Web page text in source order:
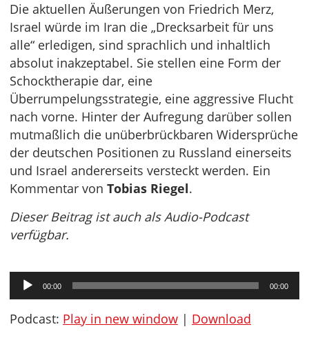
Die aktuellen Äußerungen von Friedrich Merz,
Israel würde im Iran die „Drecksarbeit für uns
alle“ erledigen, sind sprachlich und inhaltlich
absolut inakzeptabel. Sie stellen eine Form der
Schocktherapie dar, eine
Überrumpelungsstrategie, eine aggressive Flucht
nach vorne. Hinter der Aufregung darüber sollen
mutmaßlich die unüberbrückbaren Widersprüche
der deutschen Positionen zu Russland einerseits
und Israel andererseits versteckt werden. Ein
Kommentar von Tobias Riegel.
Dieser Beitrag ist auch als Audio-Podcast
verfügbar.
Audio-
Player
00:00 00:00
Podcast: Play in new window | Download